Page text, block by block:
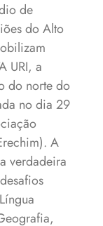
de
do Alto
URI, a
do norte do
no dia 29
A
verdadeira